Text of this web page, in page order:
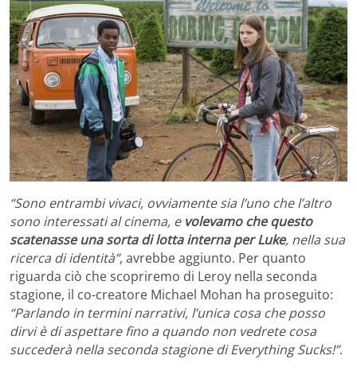
“Sono entrambi vivaci, ovviamente sia l’uno che l’altro
sono interessati al cinema, evolevamo che questo
scatenasse una sorta di lotta interna per Luke, nella sua
ricerca di identità”, avrebbe aggiunto. Per quanto
riguarda ciò che scopriremo di Leroy nella seconda
stagione, il co-creatore Michael Mohan ha proseguito:
“Parlando in termini narrativi, l’unica cosa che posso
dirvi è di aspettare fino a quando non vedrete cosa
succederà nella seconda stagione di Everything Sucks!”.